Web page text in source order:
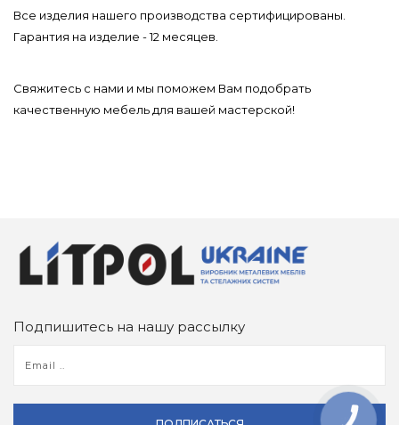
Все изделия нашего производства сертифицированы.
Гарантия на изделие - 12 месяцев.
Свяжитесь с нами и мы поможем Вам подобрать
качественную мебель для вашей мастерской!
Подпишитесь на нашу рассылку
КНОПКА
ЗВ'ЯЗКУ